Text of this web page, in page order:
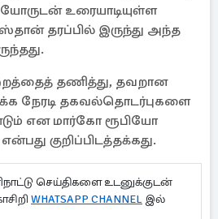
உரையாடியுள்ள
தரப்பில் இருந்து அந்த
தணித்து, தவறான
நேரடி தகவல்தொடர்புகளை
என மார்கோ ரூபியோ
என்பது குறிப்பிடத்தக்கது.
செய்திகளை உடனுக்குடன்
WHATSAPP CHANNEL இல்